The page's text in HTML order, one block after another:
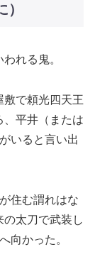
れる鬼。
敷で頼光四天王
、平井（または
いると言い出
住む謂れはな
太刀で武装し
向かった。